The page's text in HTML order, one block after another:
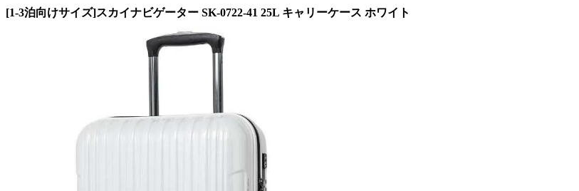
[1-3泊向けサイズ]スカイナビゲーター SK-0722-41 25L キャリーケース ホワイト